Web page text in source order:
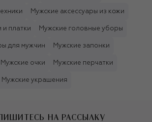
Мужские аксессуары из кожи
и платки Мужские головные уборы
для мужчин Мужские запонки
Мужские очки Мужские перчатки
Мужские украшения
НА РАССЫЛКУ